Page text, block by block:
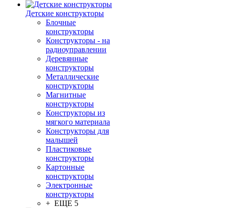
Детские конструкторы
Блочные
конструкторы
Конструкторы - на
радиоуправлении
Деревянные
конструкторы
Металлические
конструкторы
Магнитные
конструкторы
Конструкторы из
мягкого материала
Конструкторы для
малышей
Пластиковые
конструкторы
Картонные
конструкторы
Электронные
конструкторы
+ ЕЩЕ 5